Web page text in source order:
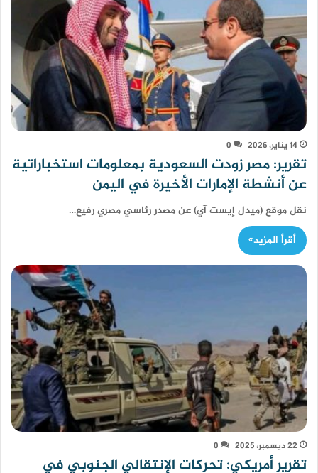
14 يناير، 2026 0
تقرير: مصر زودت السعودية بمعلومات استخباراتية
عن أنشطة الإمارات الأخيرة في اليمن
نقل موقع (ميدل إيست آي) عن مصدر رئاسي مصري رفيع…
أقرأ المزيد»
22 ديسمبر، 2025 0
تقرير أمريكي: تحركات الإنتقالي الجنوبي في